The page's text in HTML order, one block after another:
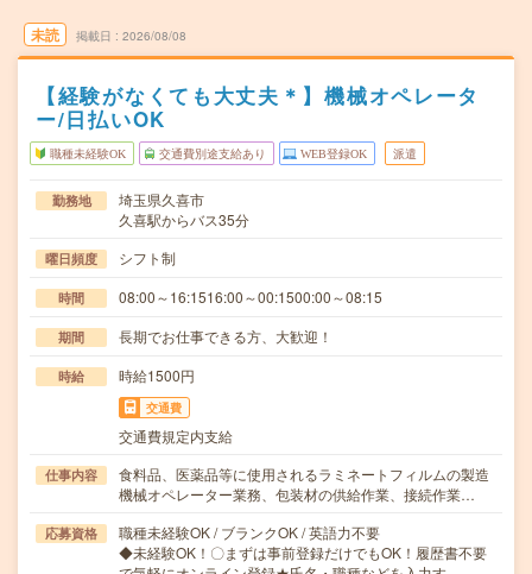
未読 掲載日 2026/08/08
【経験がなくても大丈夫＊】機械オペレータ
ー/日払いOK
職種未経験OK 交通費別途支給あり WEB登録OK 派遣
勤務地
埼玉県久喜市
久喜駅からバス35分
曜日頻度 シフト制
時間 08:00～16:1516:00～00:1500:00～08:15
期間 長期でお仕事できる方、大歓迎！
時給 時給1500円
交通費
交通費規定内支給
仕事内容
食料品、医薬品等に使用されるラミネートフィルムの製造
機械オペレーター業務、包装材の供給作業、接続作業…
応募資格
職種未経験OK / ブランクOK / 英語力不要
◆未経験OK！〇まずは事前登録だけでもOK！履歴書不要